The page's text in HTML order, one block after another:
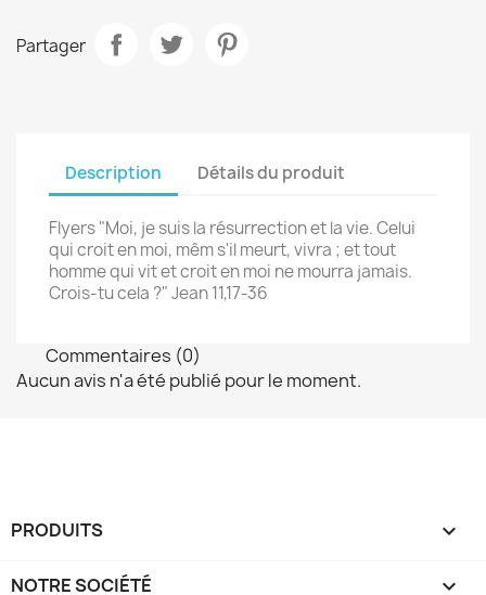
Partager
Description Détails du produit
Flyers "Moi, je suis la résurrection et la vie. Celui
qui croit en moi, mêm s'il meurt, vivra ; et tout
homme qui vit et croit en moi ne mourra jamais.
Crois-tu cela ?" Jean 11,17-36
Commentaires (0)
Aucun avis n'a été publié pour le moment.
PRODUITS 
NOTRE SOCIÉTÉ 